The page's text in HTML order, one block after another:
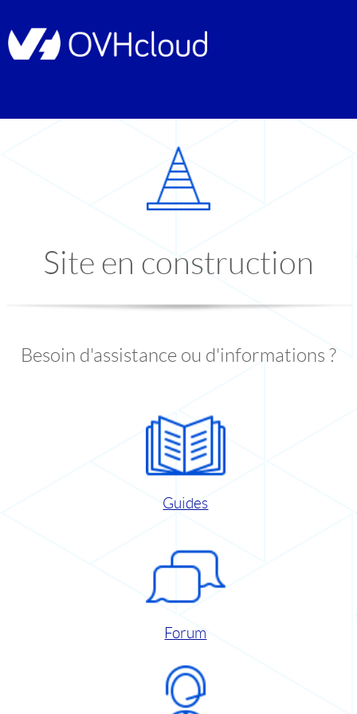
Site en construction
Besoin d'assistance ou d'informations ?
Guides
Forum